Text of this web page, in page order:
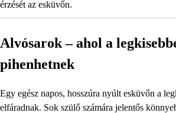
érzését az esküvőn.
Alvósarok – ahol a
pihenhetnek
Egy egész napos, hosszúra nyúlt esküvőn a
elfáradnak. Sok szülő számára jelentős